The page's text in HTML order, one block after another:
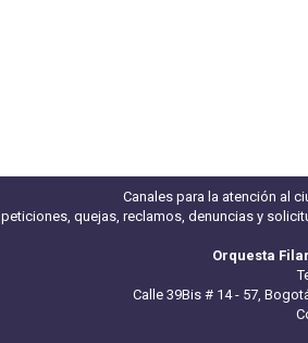
Canales para la atención al
peticiones, quejas, reclamos, denuncias y
Orquesta
Calle 39Bis # 14 - 57,